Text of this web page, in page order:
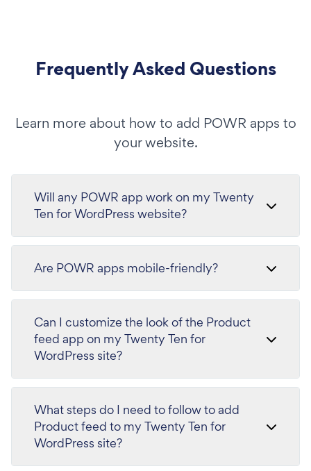
Frequently Asked Questions
Learn more about how to add POWR apps to
your website.
Will any POWR app work on my Twenty
Ten for WordPress website?
Are POWR apps mobile-friendly?
Can I customize the look of the Product
feed app on my Twenty Ten for
WordPress site?
What steps do I need to follow to add
Product feed to my Twenty Ten for
WordPress site?